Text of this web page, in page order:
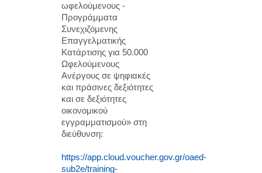
ωφελούμενους -
Προγράμματα
Συνεχιζόμενης
Επαγγελματικής
Κατάρτισης για 50.000
Ωφελούμενους
Ανέργους σε ψηφιακές
και πράσινες δεξιότητες
και σε δεξιότητες
οικονομικού
εγγραμματισμού» στη
διεύθυνση:
https://app.cloud.voucher.gov.gr/oaed-
sub2e/training-